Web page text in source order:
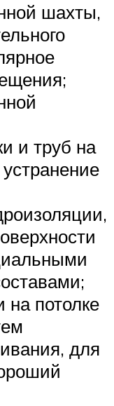
шахты,
и труб на
на потолке
для